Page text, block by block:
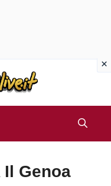
Il Genoa